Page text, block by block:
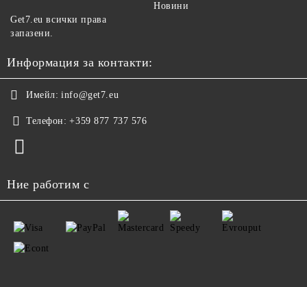
Get7.eu всички права
запазени.
Новини
Информация за контакти:
Имейл: info@get7.eu
Телефон: +359 877 737 576
Ние работим с